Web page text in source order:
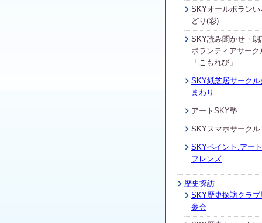
SKYオールボランい
どり(彩)
SKY読み聞かせ・朗
ボランティアサーク
「こもれび」
SKY紙芝居サークル
まわり
アートSKY塾
SKYスマホサークル
SKYペイント.アー
フレンズ
歴史探訪
SKY歴史探訪クラブ
参会